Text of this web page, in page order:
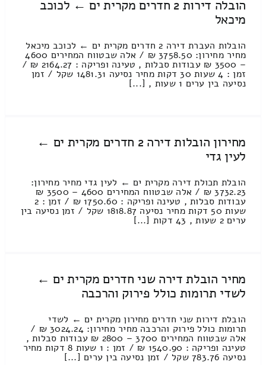
הובלה דירות 2 חדרים מקרית ים ← לכוכב
מיכאל
הובלות העברת דירה 2 חדרים מקרית ים ← לכוכב מיכאל
מחיר מחירון: 3758.50 ₪ / אלה שבטווח המחירים 4600
– 3500 ₪ עבודות סבלות , טעינה ופריקה : 2164.27 ₪ /
זמן : 4 שעות 30 דקות מחיר נסיעה 1481.31 שקל / זמן
נסיעה בין ערים 1 שעות , [...]
מחירון הובלות דירה 2 חדרים מקרית ים ←
לעין גדי
הובלת תכולת דירה מקרית ים ← לעין גדי מחיר מחירון:
3732.23 ₪ / אלה שבטווח המחירים 4600 – 3500 ₪
עבודות סבלות , טעינה ופריקה : 1750.60 ₪ / זמן : 2
שעות 50 דקות מחיר נסיעה 1818.87 שקל / זמן נסיעה בין
ערים 2 שעות , 43 דקות [...]
מחיר הובלת דירה שני חדרים מקרית ים ←
לשדי תרומות כולל פירוק והרכבה
הובלת דירות שני חדרים מחירון מקרית ים ← לשדי
תרומות כולל פירוק והרכבה מחיר מחירון: 3024.24 ₪ /
אלה שבטווח המחירים 3700 – 2800 ₪ עבודות סבלות ,
טעינה ופריקה : 1540.90 ₪ / זמן : 1 שעות 8 דקות מחיר
נסיעה 783.76 שקל / זמן נסיעה בין ערים [...]